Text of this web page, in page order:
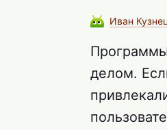
Иван
делом.